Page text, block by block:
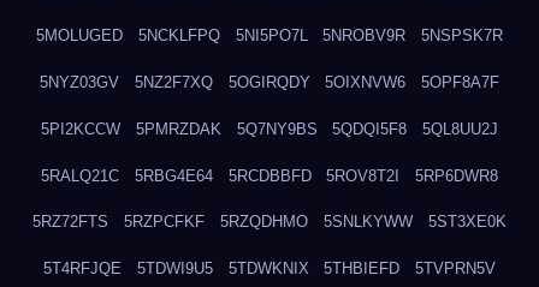
5MOLUGED 5NCKLFPQ 5NI5PO7L 5NROBV9R 5NSPSK7R
5NYZ03GV 5NZ2F7XQ 5OGIRQDY 5OIXNVW6 5OPF8A7F
5PI2KCCW 5PMRZDAK 5Q7NY9BS 5QDQI5F8 5QL8UU2J
5RALQ21C 5RBG4E64 5RCDBBFD 5ROV8T2I 5RP6DWR8
5RZ72FTS 5RZPCFKF 5RZQDHMO 5SNLKYWW 5ST3XE0K
5T4RFJQE 5TDWI9U5 5TDWKNIX 5THBIEFD 5TVPRN5V